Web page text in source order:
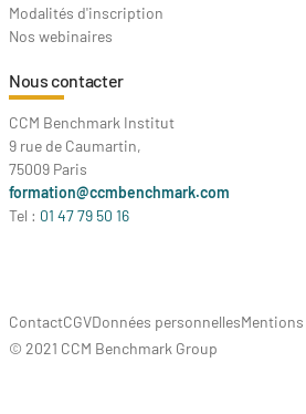
Modalités d'inscription
Nos webinaires
Nous contacter
CCM Benchmark Institut
9 rue de Caumartin,
75009 Paris
formation@ccmbenchmark.com
Tel : 01 47 79 50 16
ContactCGVDonnées personnellesMentions
© 2021 CCM Benchmark Group